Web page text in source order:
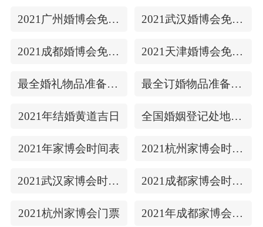
2021广州婚博会免费门票 2021武汉婚博会免费门票
2021成都婚博会免费门票 2021天津婚博会免费门票
最全婚礼物品准备清单 最全订婚物品准备清单
2021年结婚黄道吉日 全国婚姻登记处地址/上下时间
2021年家博会时间表 2021杭州家博会时间表
2021武汉家博会时间表 2021成都家博会时间表
2021杭州家博会门票 2021年成都家博会门票